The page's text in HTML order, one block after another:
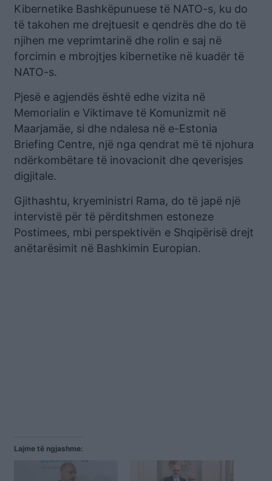
Kibernetike Bashkëpunuese të NATO-s, ku do
të takohen me drejtuesit e qendrës dhe do të
njihen me veprimtarinë dhe rolin e saj në
forcimin e mbrojtjes kibernetike në kuadër të
NATO-s.
Pjesë e agjendës është edhe vizita në
Memorialin e Viktimave të Komunizmit në
Maarjamäe, si dhe ndalesa në e-Estonia
Briefing Centre, një nga qendrat më të njohura
ndërkombëtare të inovacionit dhe qeverisjes
digjitale.
Gjithashtu, kryeministri Rama, do të japë një
intervistë për të përditshmen estoneze
Postimees, mbi perspektivën e Shqipërisë drejt
anëtarësimit në Bashkimin Europian.
Lajme të ngjashme: